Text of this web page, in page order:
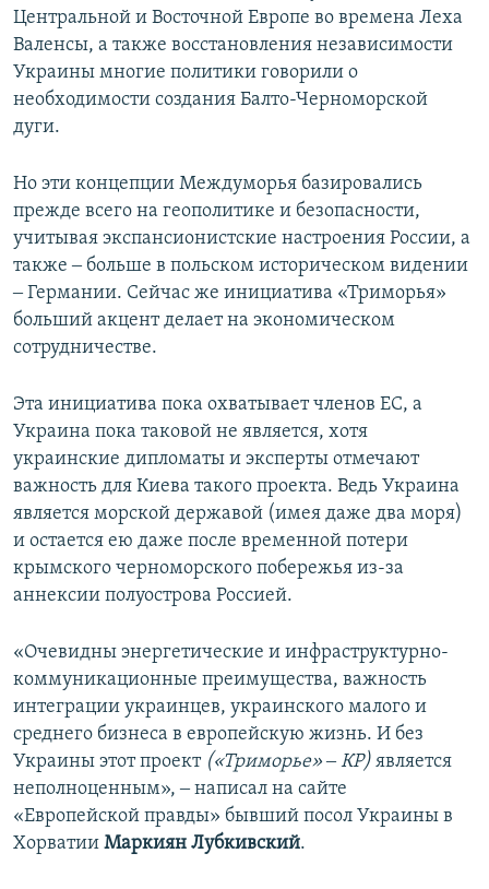
Центральной и Восточной Европе во времена Леха
Валенсы, а также восстановления независимости
Украины многие политики говорили о
необходимости создания Балто-Черноморской
дуги.
Но эти концепции Междуморья базировались
прежде всего на геополитике и безопасности,
учитывая экспансионистские настроения России, а
также ‒ больше в польском историческом видении
‒ Германии. Сейчас же инициатива «Триморья»
больший акцент делает на экономическом
сотрудничестве.
Эта инициатива пока охватывает членов ЕС, а
Украина пока таковой не является, хотя
украинские дипломаты и эксперты отмечают
важность для Киева такого проекта. Ведь Украина
является морской державой (имея даже два моря)
и остается ею даже после временной потери
крымского черноморского побережья из-за
аннексии полуострова Россией.
«Очевидны энергетические и инфраструктурно-
коммуникационные преимущества, важность
интеграции украинцев, украинского малого и
среднего бизнеса в европейскую жизнь. И без
Украины этот проект («Триморье» ‒ КР) является
неполноценным», ‒ написал на сайте
«Европейской правды» бывший посол Украины в
Хорватии Маркиян Лубкивский.